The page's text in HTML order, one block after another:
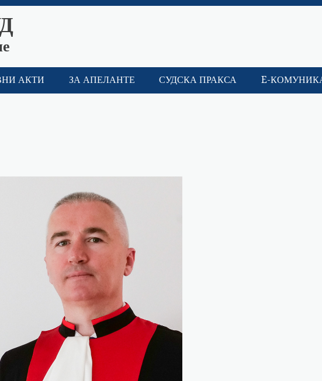
АКТИ ЗА АПЕЛАНТЕ СУДСКА ПРАКСА E-